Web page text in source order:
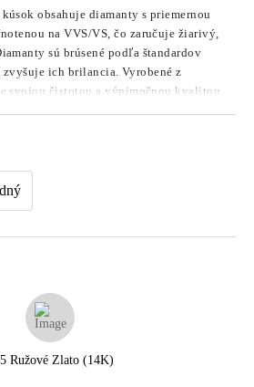
obsahuje diamanty s priemernou
na VVS/VS, čo zaručuje žiarivý,
sú brúsené podľa štandardov
ich brilancia. Vyrobené z
svojou čistotou a výnimočnou kvalitou,
Ružové Zlato (14K)